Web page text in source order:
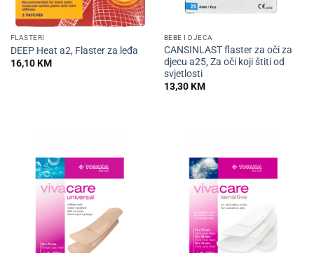
FLASTERI
DEEP Heat a2, Flaster za leđa
16,10KM
BEBE I DJECA
CANSINLAST flaster za oči za
djecu a25, Za oči koji štiti od
svjetlosti
13,30KM